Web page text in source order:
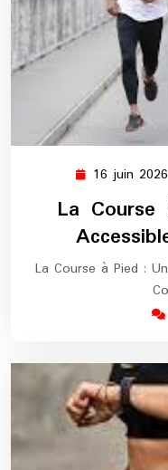
16 juin 2026
La
La Course à Pied :